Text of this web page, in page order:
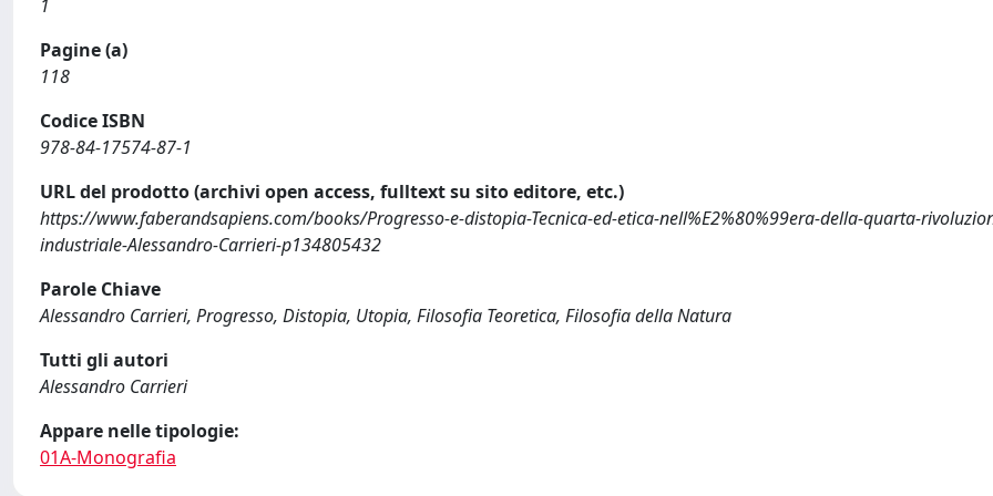
1
Pagine (a)
118
Codice ISBN
978-84-17574-87-1
URL del prodotto (archivi open access, fulltext su sito editore, etc.)
https://www.faberandsapiens.com/books/Progresso-e-distopia-Tecnica-ed-etica-nell%E2%80%99era-della-quarta-
industriale-Alessandro-Carrieri-p134805432
Parole Chiave
Alessandro Carrieri, Progresso, Distopia, Utopia, Filosofia Teoretica, Filosofia della Natura
Tutti gli autori
Alessandro Carrieri
Appare nelle tipologie:
01A-Monografia